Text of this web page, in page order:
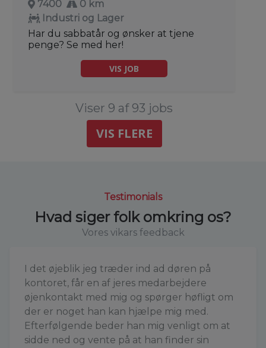
7400
0 km
Industri og Lager
Har du sabbatår og ønsker at tjene
penge? Se med her!
VIS JOB
Viser 9 af 93 jobs
VIS FLERE
Testimonials
Hvad siger folk omkring os?
Vores vikars feedback
I det øjeblik jeg træder ind ad døren på
kontoret, får en af jeres medarbejdere
øjenkontakt med mig og spørger høfligt om
der er noget han kan hjælpe mig med.
Efterfølgende beder han mig venligt om at
sidde ned og vente på at han finder sin